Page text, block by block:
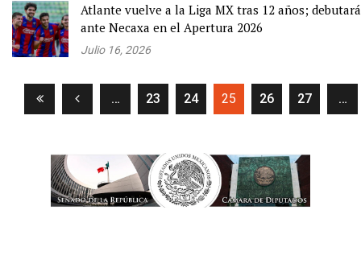
Atlante vuelve a la Liga MX tras 12 años; debutará
ante Necaxa en el Apertura 2026
Julio 16, 2026
… 23 24 25 (current)
26 27 …